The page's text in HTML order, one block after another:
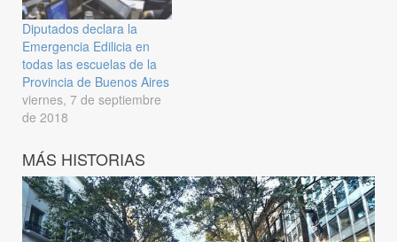
Diputados declara la
Emergencia Edilicia en
todas las escuelas de la
Provincia de Buenos Aires
viernes, 7 de septiembre
de 2018
MÁS HISTORIAS